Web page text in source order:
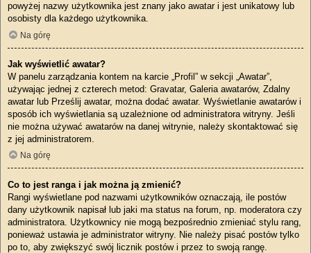
powyżej nazwy użytkownika jest znany jako awatar i jest unikatowy lub
osobisty dla każdego użytkownika.
Na górę
Jak wyświetlić awatar?
W panelu zarządzania kontem na karcie „Profil” w sekcji „Awatar”,
używając jednej z czterech metod: Gravatar, Galeria awatarów, Zdalny
awatar lub Prześlij awatar, można dodać awatar. Wyświetlanie awatarów i
sposób ich wyświetlania są uzależnione od administratora witryny. Jeśli
nie można używać awatarów na danej witrynie, należy skontaktować się
z jej administratorem.
Na górę
Co to jest ranga i jak można ją zmienić?
Rangi wyświetlane pod nazwami użytkowników oznaczają, ile postów
dany użytkownik napisał lub jaki ma status na forum, np. moderatora czy
administratora. Użytkownicy nie mogą bezpośrednio zmieniać stylu rang,
ponieważ ustawia je administrator witryny. Nie należy pisać postów tylko
po to, aby zwiększyć swój licznik postów i przez to swoją rangę.